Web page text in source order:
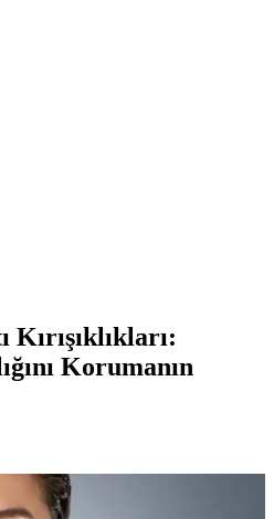
Kırışıklıkları:
Korumanın